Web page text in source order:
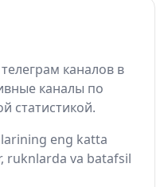
каналов в
каналы по
статистикой.
eng katta
ruknlarda va batafsil